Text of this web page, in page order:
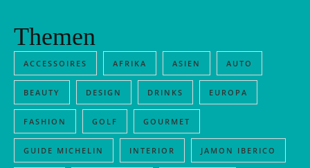
Themen
ACCESSOIRES AFRIKA ASIEN AUTO
BEAUTY DESIGN DRINKS EUROPA
FASHION GOLF GOURMET
GUIDE MICHELIN INTERIOR JAMON IBERICO